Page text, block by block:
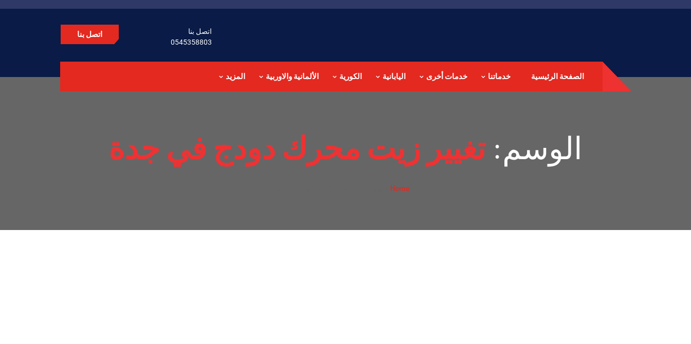
اتصل بنا
0545358803
اتصل بنا
الصفحة الرئيسية خدماتنا خدمات أخرى اليابانية الكورية الألمانية والاوربية المزيد
الوسم: تغيير زيت محرك دودج في جدة
Home